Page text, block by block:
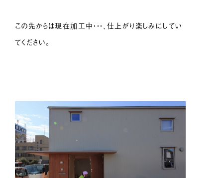
この先からは現在加工中・・・、仕上がり楽しみにしてい
てください。